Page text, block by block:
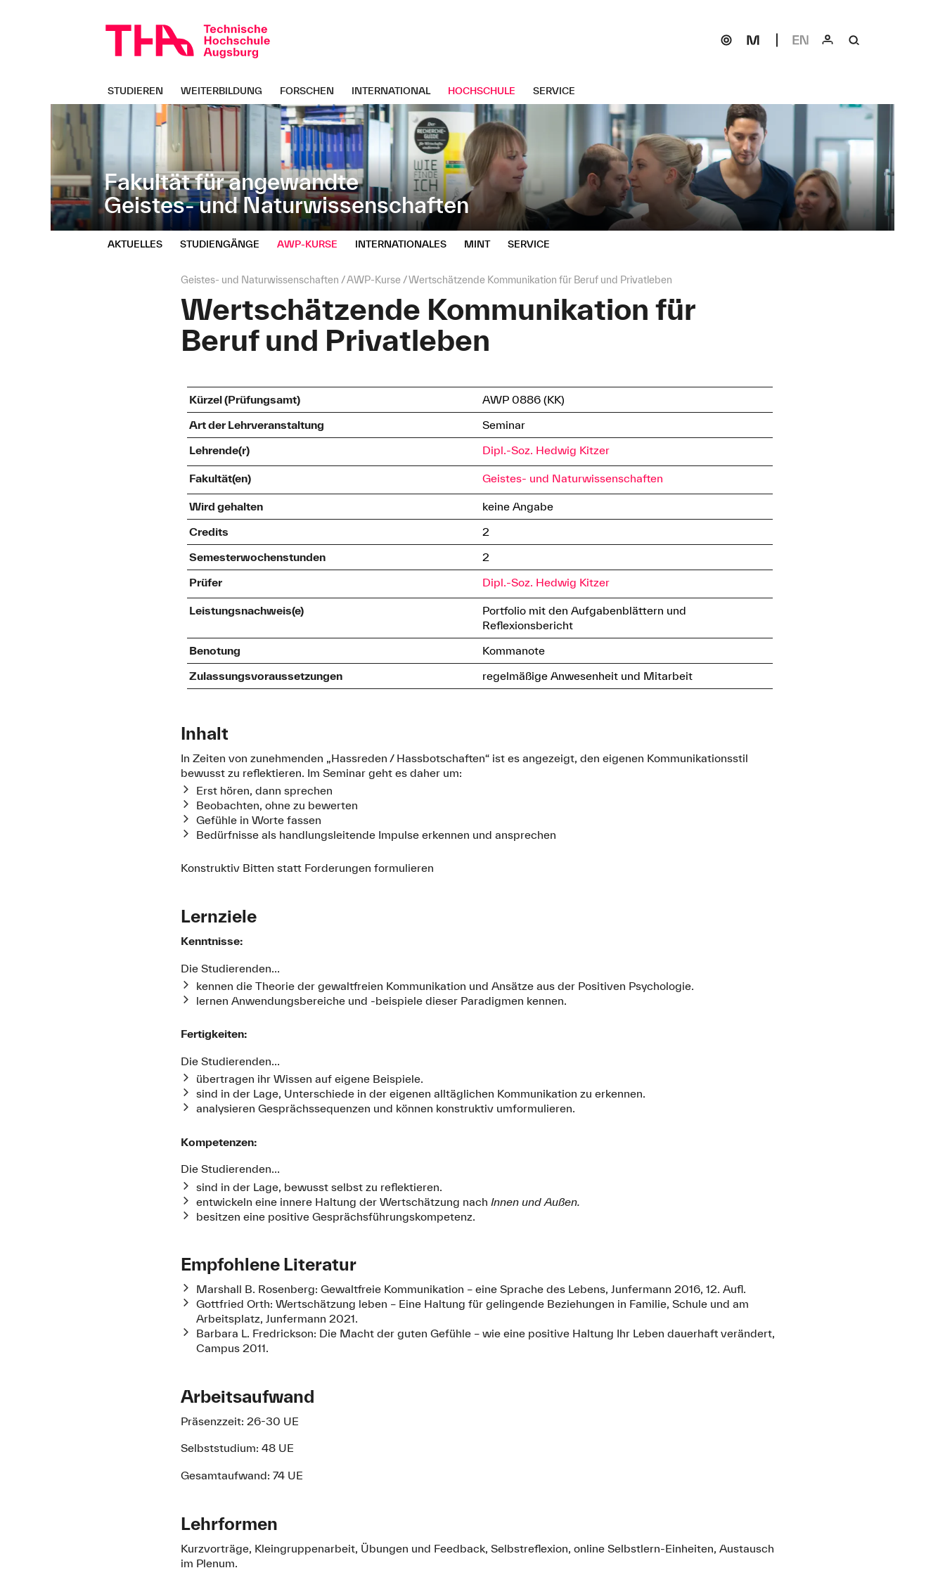
überspringen
Fakultät für angewandte
Geistes- und Naturwissenschaften
STUDIEREN WEITERBILDUNG FORSCHEN INTERNATIONAL HOCHSCHULE SERVICE
AKTUELLES STUDIENGÄNGE AWP‑KURSE INTERNATIONALES MINT SERVICE
Seitenpfad:
Geistes- und Naturwissenschaften AWP‑Kurse Wertschätzende Kommunikation für Beruf und Privatleben
Wertschätzende Kommunikation für
Beruf und Privatleben
Kürzel (Prüfungsamt)
AWP 0886 (KK)
Art der Lehrveranstaltung
Seminar
Lehrende(r)
Dipl.-Soz. Hedwig Kitzer
Fakultät(en) Geistes- und Naturwissenschaften
Wird gehalten
keine Angabe
Credits
2
Semesterwochenstunden
2
Prüfer
Dipl.-Soz. Hedwig Kitzer
Leistungsnachweis(e)
Portfolio mit den Aufgabenblättern und
Reflexionsbericht
Benotung
Kommanote
Zulassungsvoraussetzungen
regelmäßige Anwesenheit und Mitarbeit
Inhalt
In Zeiten von zunehmenden „Hassreden / Hassbotschaften“ ist es angezeigt, den eigenen Kommunikationsstil
bewusst zu reflektieren. Im Seminar geht es daher um:
Erst hören, dann sprechen
Beobachten, ohne zu bewerten
Gefühle in Worte fassen
Bedürfnisse als handlungsleitende Impulse erkennen und ansprechen
Konstruktiv Bitten statt Forderungen formulieren
Lernziele
Kenntnisse:
Die Studierenden…
kennen die Theorie der gewaltfreien Kommunikation und Ansätze aus der Positiven Psychologie.
lernen Anwendungsbereiche und -beispiele dieser Paradigmen kennen.
Fertigkeiten:
Die Studierenden…
übertragen ihr Wissen auf eigene Beispiele.
sind in der Lage, Unterschiede in der eigenen alltäglichen Kommunikation zu erkennen.
analysieren Gesprächssequenzen und können konstruktiv umformulieren.
Kompetenzen:
Die Studierenden…
sind in der Lage, bewusst selbst zu reflektieren.
entwickeln eine innere Haltung der Wertschätzung nach Innen und Außen.
besitzen eine positive Gesprächsführungskompetenz.
Empfohlene Literatur
Marshall B. Rosenberg: Gewaltfreie Kommunikation – eine Sprache des Lebens, Junfermann 2016, 12. Aufl.
Gottfried Orth: Wertschätzung leben – Eine Haltung für gelingende Beziehungen in Familie, Schule und am
Arbeitsplatz, Junfermann 2021.
Barbara L. Fredrickson: Die Macht der guten Gefühle – wie eine positive Haltung Ihr Leben dauerhaft verändert,
Campus 2011.
Arbeitsaufwand
Präsenzzeit: 26-30 UE
Selbststudium: 48 UE
Gesamtaufwand: 74 UE
Lehrformen
Kurzvorträge, Kleingruppenarbeit, Übungen und Feedback, Selbstreflexion, online Selbstlern-Einheiten, Austausch
im Plenum.